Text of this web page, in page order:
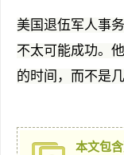
美国退伍军人事
不太可能成功。
的时间，而不是几
本文包